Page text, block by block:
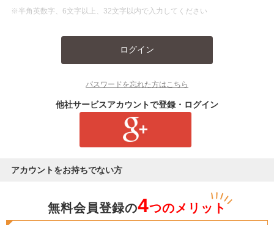
※半角英数字、6文字以上、32文字以内で入力してください
ログイン
パスワードを忘れた方はこちら
他社サービスアカウントで登録・ログイン
アカウントをお持ちでない方
無料会員登録の4つのメリット